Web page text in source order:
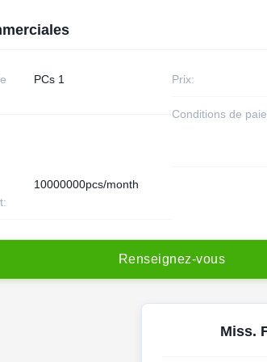
PCs 1 Prix:
Conditions de
10000000pcs/month
Renseignez-vous
Miss.